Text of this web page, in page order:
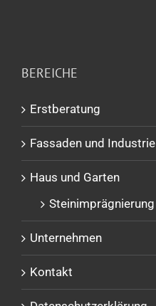
BEREICHE
Erstberatung
Fassaden und Industrie
Haus und Garten
Steinimprägnierung
Unternehmen
Kontakt